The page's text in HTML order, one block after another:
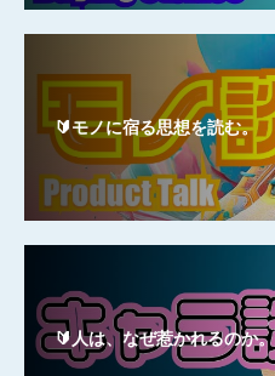
🔰モノに宿る思想を読む。
🔰人は、なぜ惹かれるのか。